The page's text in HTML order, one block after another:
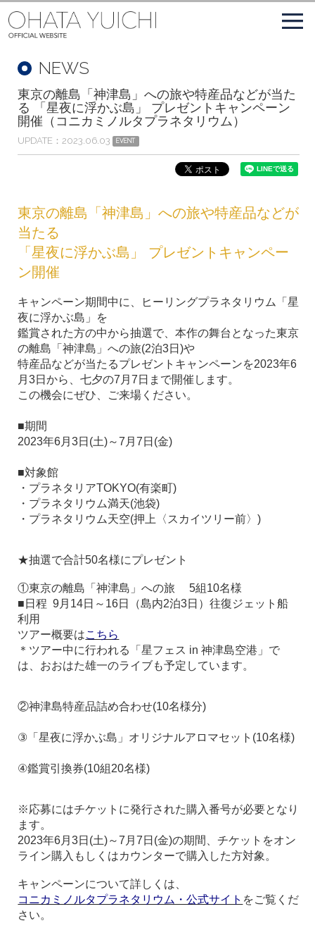
NEWS
東京の離島「神津島」への旅や特産品などが当た
る 「星夜に浮かぶ島」 プレゼントキャンペーン
開催（コニカミノルタプラネタリウム）
UPDATE 2023.06.03 EVENT
東京の離島「神津島」への旅や特産品などが
当たる
「星夜に浮かぶ島」 プレゼントキャンペー
ン開催
キャンペーン期間中に、ヒーリングプラネタリウム「星
夜に浮かぶ島」を
鑑賞された方の中から抽選で、本作の舞台となった東京
の離島「神津島」への旅(2泊3日)や
特産品などが当たるプレゼントキャンペーンを2023年6
月3日から、七夕の7月7日まで開催します。
この機会にぜひ、ご来場ください。
■期間
2023年6月3日(土)～7月7日(金)
■対象館
・プラネタリアTOKYO(有楽町)
・プラネタリウム満天(池袋)
・プラネタリウム天空(押上〈スカイツリー前〉)
★抽選で合計50名様にプレゼント
①東京の離島「神津島」への旅 5組10名様
■日程 9月14日～16日（島内2泊3日）往復ジェット船
利用
ツアー概要はこちら
＊ツアー中に行われる「星フェス in 神津島空港」で
は、おおはた雄一のライブも予定しています。
②神津島特産品詰め合わせ(10名様分)
③「星夜に浮かぶ島」オリジナルアロマセット(10名様)
④鑑賞引換券(10組20名様)
※応募にはチケットに発行された購入番号が必要となり
ます。
2023年6月3日(土)～7月7日(金)の期間、チケットをオン
ライン購入もしくはカウンターで購入した方対象。
キャンペーンについて詳しくは、
コニカミノルタプラネタリウム・公式サイト をご覧くだ
さい。